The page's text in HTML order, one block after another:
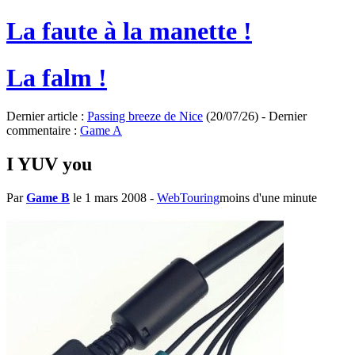
La faute à la manette !
La falm !
Dernier article : Passing breeze de Nice (20/07/26) - Dernier
commentaire : Game A
I YUV you
ParGame B le 1 mars 2008 - WebTouringmoins d'une minute